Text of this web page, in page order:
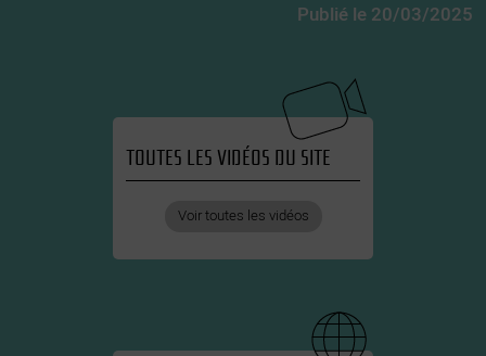
Publié le 20/03/2025
TOUTES LES VIDÉOS DU SITE
Voir toutes les vidéos